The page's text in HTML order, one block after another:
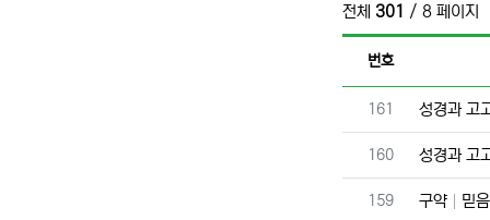
전체 301 / 8 페이지
번호
번호
161 성경과 고
번호
160 성경과 고
번호
159 구약 믿